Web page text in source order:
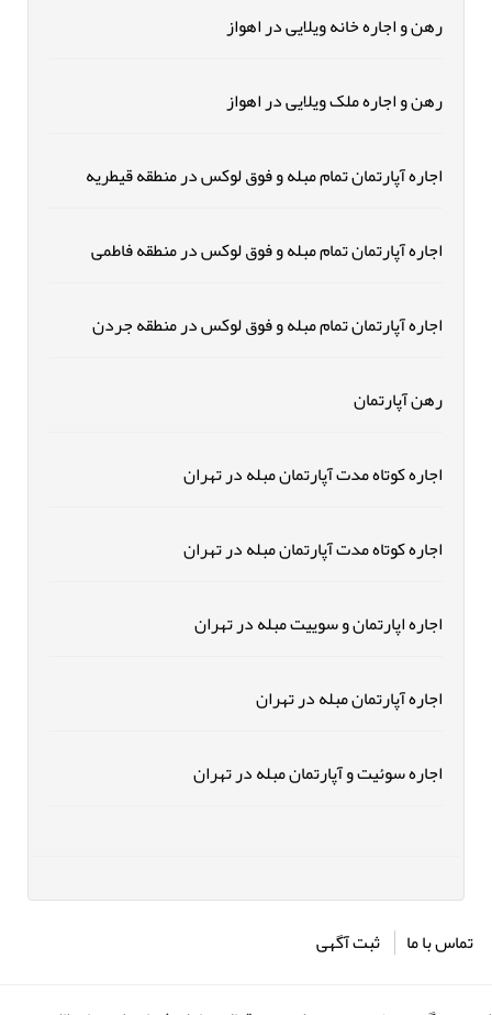
رهن و اجاره خانه ویلایی در اهواز
رهن و اجاره ملک ویلایی در اهواز
اجاره آپارتمان تمام مبله و فوق لوکس در منطقه قیطریه
اجاره آپارتمان تمام مبله و فوق لوکس در منطقه فاطمی
اجاره آپارتمان تمام مبله و فوق لوکس در منطقه جردن
رهن آپارتمان
اجاره کوتاه مدت آپارتمان مبله در تهران
اجاره کوتاه مدت آپارتمان مبله در تهران
اجاره اپارتمان و سوییت مبله در تهران
اجاره آپارتمان مبله در تهران
اجاره سوئیت و آپارتمان مبله در تهران
تماس با ما ثبت آگهی